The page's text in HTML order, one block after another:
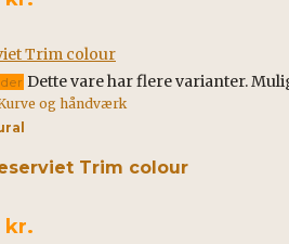
Dette vare har flere varianter.
og håndværk
Trim colour
kr.